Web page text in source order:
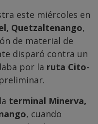
este miércoles en
Quetzaltenango,
de material de
disparó contra un
por la ruta Cito-
terminal Minerva,
, cuando